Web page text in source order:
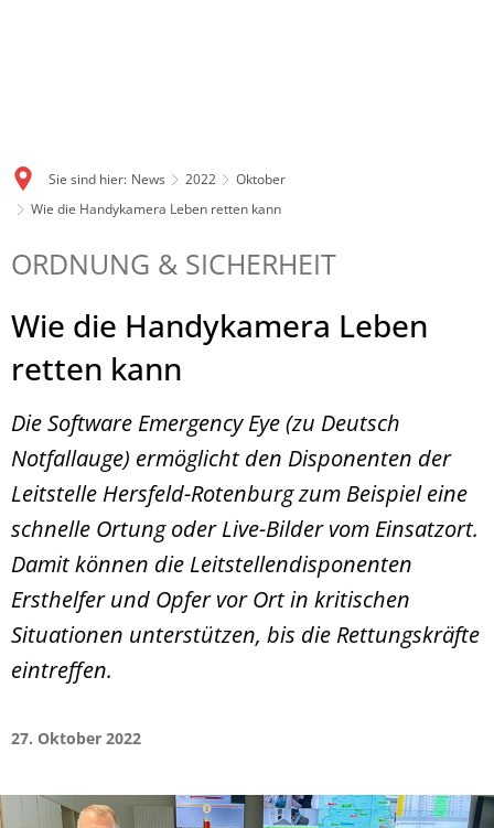
Sie sind hier: News 2022
Oktober
Wie die Handykamera Leben retten kann
ORDNUNG & SICHERHEIT
Wie die Handykamera Leben
retten kann
Die Software Emergency Eye (zu Deutsch
Notfallauge) ermöglicht den Disponenten der
Leitstelle Hersfeld-Rotenburg zum Beispiel eine
schnelle Ortung oder Live-Bilder vom Einsatzort.
Damit können die Leitstellendisponenten
Ersthelfer und Opfer vor Ort in kritischen
Situationen unterstützen, bis die Rettungskräfte
eintreffen.
27. Oktober 2022